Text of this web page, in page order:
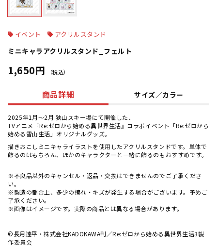
イベント アクリルスタンド
ミニキャラアクリルスタンド_フェルト
1,650円 （税込）
商品詳細 サイズ／カラー
2025年1月～2月 狭山スキー場にて開催した、
TVアニメ『Re:ゼロから始める異世界生活』コラボイベント「Re:ゼロから
始める雪山生活」オリジナルグッズ。
描きおこしミニキャライラストを使用したアクリルスタンドです。単体で
飾るのはもちろん、ほかのキャラクターと一緒に飾るのもおすすめです。
※不良品以外のキャンセル・返品・交換はできませんのでご了承くださ
い。
※製造の都合上、多少の擦れ・キズが発生する場合がございます。予めご
了承ください。
※画像はイメージです。実際の商品とは異なる場合があります。
©長月達平・株式会社KADOKAWA刊／Re:ゼロから始める異世界生活3製
作委員会